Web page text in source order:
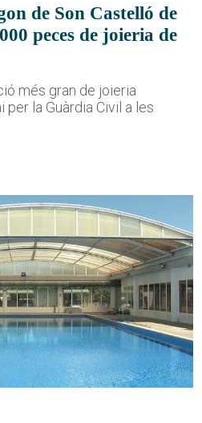
de Son Castelló de
peces de joieria de
més gran de joieria
la Guàrdia Civil a les